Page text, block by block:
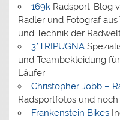
169kRadsport-Blog
Radler und Fotograf
und Technik der
3*TRIPUGNA
und Teambekleidung
Läufer
Christopher Jobb –
Radsportfotos und
Frankenstein Bikes